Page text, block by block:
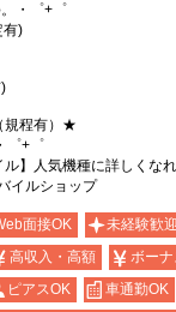
・゜+゜
有)
規程有）★
゜+゜
】人気機種に詳しくな
イルショップ
面接OK 未経験歓迎
高収入・高額 ボーナ
ピアスOK 車通勤OK